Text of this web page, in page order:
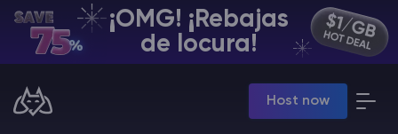
¡OMG! ¡Rebajas
de locura!
Host now
ES | USD
Manage your servers & payments